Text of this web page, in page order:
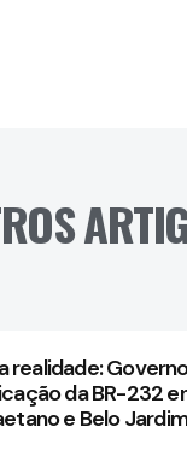
realidade:
da BR-232
e Belo